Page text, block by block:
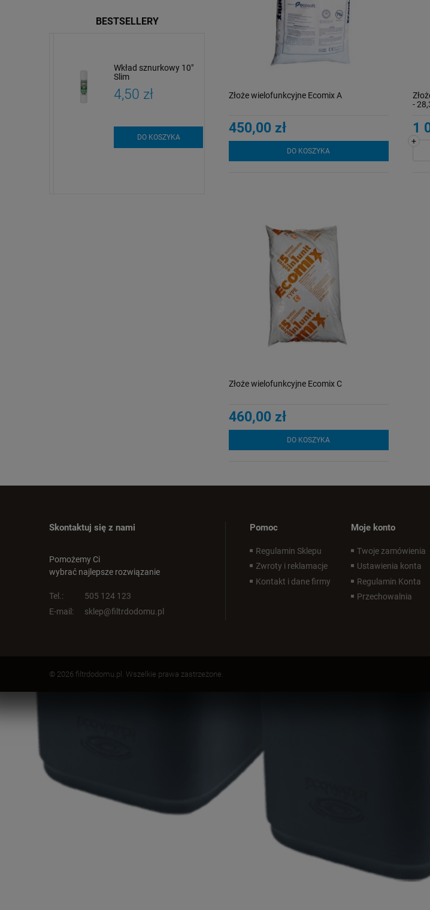
BESTSELLERY
Wkład sznurkowy 10"
Slim
4,50 zł
DO KOSZYKA
Wkład do filtra
13,50 zł
Złoże wielofunkcyjne Ecomix A
450,00 zł
DO KOSZYKA
-
1
+
Złoże wielofunkcyjne Ecomix C
460,00 zł
DO KOSZYKA
Skontaktuj się z nami
Pomożemy Ci
wybrać najlepsze rozwiązanie
Tel.:
505 124 123
E-mail:
sklep@filtrdodomu.pl
Pomoc
Regulamin Sklepu
Zwroty i reklamacje
Kontakt i dane firmy
Moje konto
Twoje zamówienia
Ustawienia konta
Regulamin Konta
Przechowalnia
© 2026 filtrdodomu.pl. Wszelkie prawa zastrzeżone.